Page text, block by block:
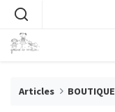
Articles BOUTIQUE